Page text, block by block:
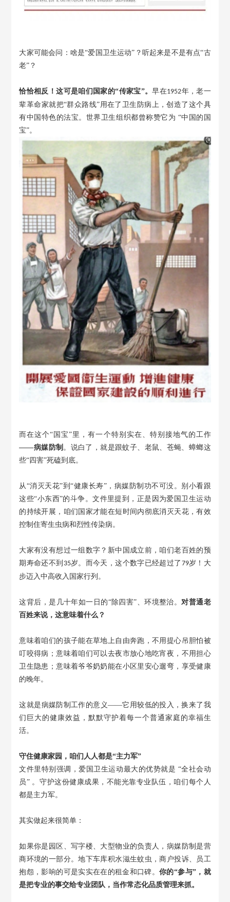
大家可能会问：啥是“爱国卫生运动”？听起来是不是有点“古
老”？
恰恰相反！这可是咱们国家的“传家宝”。早在1952年，老一
辈革命家就把“群众路线”用在了卫生防病上，创造了这个具
有中国特色的法宝。世界卫生组织都曾称赞它为 “中国的国
宝”。
而在这个“国宝”里，有一个特别实在、特别接地气的工作
——病媒防制 。说白了，就是跟蚊子、老鼠、苍蝇、蟑螂这
些“四害”死磕到底。
从“消灭天花”到“健康长寿”，病媒防制功不可没。别小看跟
这些“小东西”的斗争。文件里提到，正是因为爱国卫生运动
的持续开展，咱们国家才能在短时间内彻底消灭天花，有效
控制住寄生虫病和烈性传染病。
大家有没有想过一组数字？新中国成立前，咱们老百姓的预
期寿命还不到 35岁。而今天，这个数字已经超过了 79岁！大
步迈入中高收入国家行列。
这背后，是几十年如一日的“除四害”、环境整治。对普通老
百姓来说，这意味着什么？
意味着咱们的孩子能在草地上自由奔跑，不用提心吊胆怕被
叮咬得病；意味着咱们可以去夜市放心地吃宵夜，不用担心
卫生隐患；意味着爷爷奶奶能在小区里安心遛弯，享受健康
的晚年。
这就是病媒防制工作的意义——它用较低的投入，换来了我
们巨大的健康效益，默默守护着每一个普通家庭的幸福生
活。
守住健康家园，咱们人人都是“主力军”
文件里特别强调，爱国卫生运动最大的优势就是 “全社会动
员” 。守护这份健康成果，不能光靠专业队伍，咱们每个人
都是主力军。
其实做起来很简单：
如果你是园区、写字楼、大型物业的负责人，病媒防制是营
商环境的一部分。地下车库积水滋生蚊虫，商户投诉、员工
抱怨，影响的可是实实在在的租金和口碑。你的“参与”，就
是把专业的事交给专业团队，当作常态化品质管理来抓。